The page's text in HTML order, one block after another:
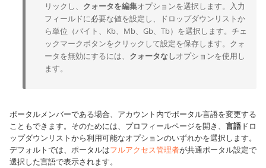
リックし、 クォータを編集オプションを選択します。入力
フィールドに必要な値を設定し、ドロップダウンリストか
ら単位（バイト、Kb、Mb、Gb、Tb）を選択します。チェ
ックマークボタンをクリックして設定を保存します。クォ
ータを無効にするには、 クォータなしオプションを使用し
ます。
ポータルメンバーである場合、アカウント内でポータル言語を変更する
こともできます。そのためには、プロフィールページを開き、 言語ドロ
ップダウンリストから利用可能なオプションのいずれかを選択します。
デフォルトでは、ポータルはフルアクセス管理者が共通ポータル設定で
選択した言語で表示されます。